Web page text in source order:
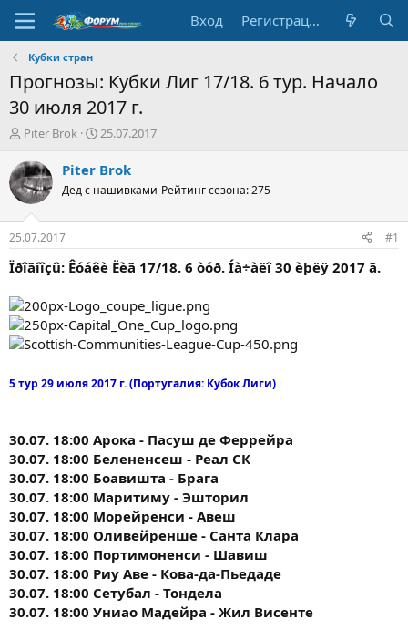
Вход Регистрация
Кубки стран
Прогнозы: Кубки Лиг 17/18. 6 тур. Начало
30 июля 2017 г.
А
т
о
р
т
е
м
ы
Piter Brok
Д
т
н
а
л
25.07.2017
Piter Brok
Дед с нашивками Рейтинг сезона: 275
25.07.2017 #1
Ïðîãíîçû: Êóáêè Ëèã 17/18. 6 òóð. Íà÷àëî 30 èþëÿ 2017 ã.
5 тур 29 июля 2017 г. (Португалия: Кубок Лиги)
30.07. 18:00 Арока - Пасуш де Феррейра
30.07. 18:00 Белененсеш - Реал СК
30.07. 18:00 Боавишта - Брага
30.07. 18:00 Маритиму - Эшторил
30.07. 18:00 Морейренси - Авеш
30.07. 18:00 Оливейренше - Санта Клара
30.07. 18:00 Портимоненси - Шавиш
30.07. 18:00 Риу Аве - Кова-да-Пьедаде
30.07. 18:00 Сетубал - Тондела
30.07. 18:00 Униао Мадейра - Жил Висенте